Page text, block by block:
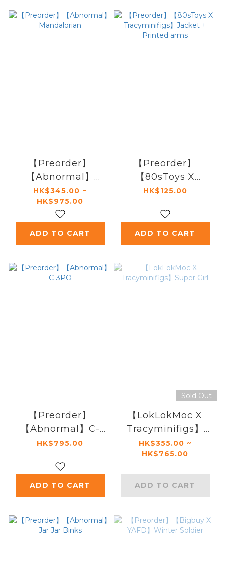
【Preorder】
【Abnormal】
Mandalorian
HK$345.00 ~
HK$975.00
ADD TO CART
【Preorder】
【80sToys X
Tracyminifigs】
arms
HK$125.00
ADD TO CART
【Preorder】
【Abnormal】C-
3PO
HK$795.00
ADD TO CART
Sold Out
【LokLokMoc X
Tracyminifigs】
Super Girl
HK$355.00 ~
HK$765.00
ADD TO CART